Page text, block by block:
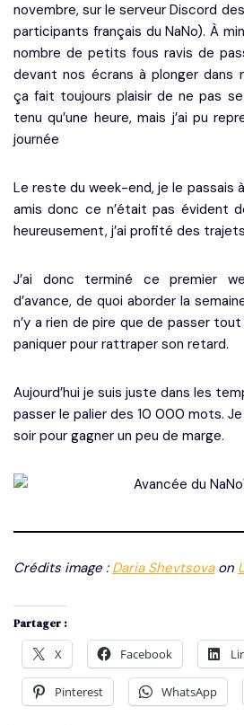
novembre, sur le serveur Discord
participants français du NaNo). À
nombre de petits fous ravis de
devant nos écrans à plonger dans
ça fait toujours plaisir de ne pas
tenu qu’une heure, mais j’ai pu
journée
Le reste du week-end, je le passais
amis donc ce n’était pas évident
heureusement, j’ai profité des
J’ai donc terminé ce premier
d’avance, de quoi aborder la
n’y a rien de pire que de passer
paniquer pour rattraper son retard.
Aujourd’hui je suis juste dans les
passer le palier des 10 000 mots.
soir pour gagner un peu de marge.
Crédits image : Daria Shevtsovaon
Partager :
X Facebook
Pinterest WhatsApp